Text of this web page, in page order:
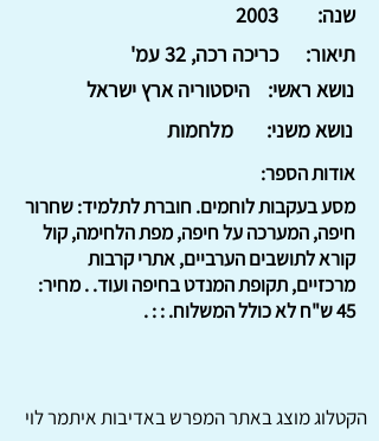
2003
שנה:
כריכה רכה, 32 עמ'
תיאור:
היסטוריה ארץ ישראל
נושא ראשי:
מלחמות
נושא משני:
אודות הספר:
מסע בעקבות לוחמים. חוברת לתלמיד: שחרור
חיפה, המערכה על חיפה, מפת הלחימה, קול
קורא לתושבים הערביים, אתרי קרבות
מרכזיים, תקופת המנדט בחיפה ועוד. . מחיר:
45 ש"ח לא כולל המשלוח. : : .
הקטלוג מוצג באתרהמפרשבאדיבות איתמר לוי